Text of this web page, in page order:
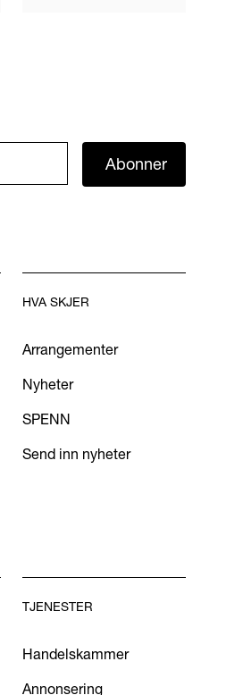
Abonner
HVA SKJER
Arrangementer
Nyheter
SPENN
Send inn nyheter
TJENESTER
Handelskammer
Annonsering